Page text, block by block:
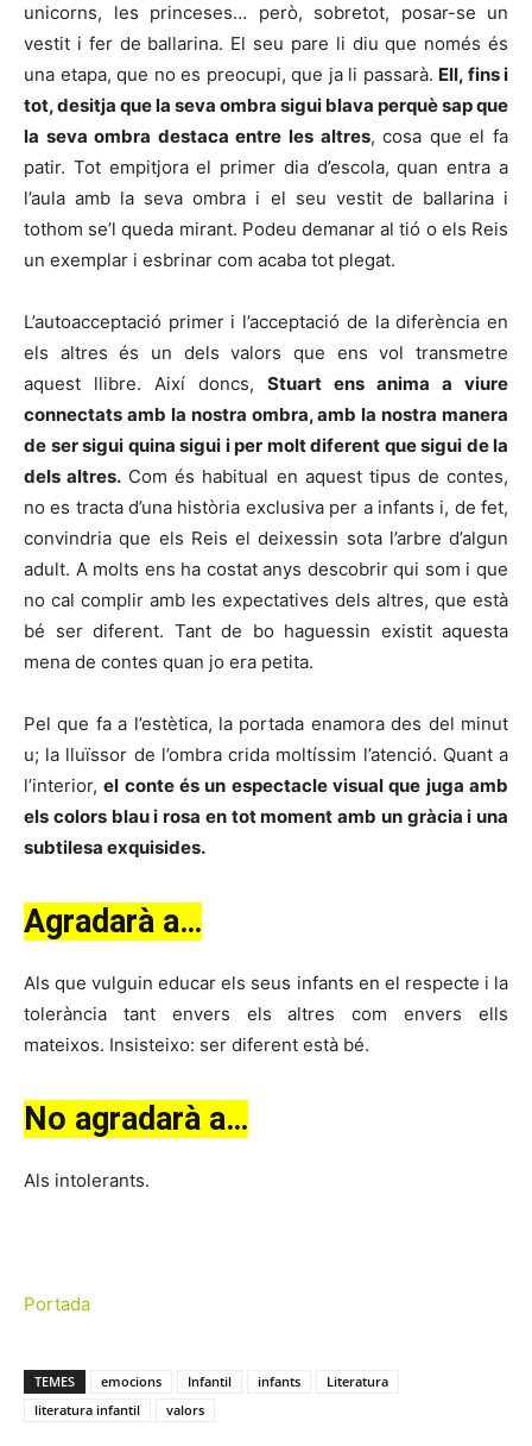
unicorns, les princeses… però, sobretot, posar-se un
vestit i fer de ballarina. El seu pare li diu que només és
una etapa, que no es preocupi, que ja li passarà. Ell, fins i
tot, desitja que la seva ombra sigui blava perquè sap que
la seva ombra destaca entre les altres, cosa que el fa
patir. Tot empitjora el primer dia d’escola, quan entra a
l’aula amb la seva ombra i el seu vestit de ballarina i
tothom se’l queda mirant. Podeu demanar al tió o els Reis
un exemplar i esbrinar com acaba tot plegat.
L’autoacceptació primer i l’acceptació de la diferència en
els altres és un dels valors que ens vol transmetre
aquest llibre. Així doncs, Stuart ens anima a viure
connectats amb la nostra ombra, amb la nostra manera
de ser sigui quina sigui i per molt diferent que sigui de la
dels altres. Com és habitual en aquest tipus de contes,
no es tracta d’una història exclusiva per a infants i, de fet,
convindria que els Reis el deixessin sota l’arbre d’algun
adult. A molts ens ha costat anys descobrir qui som i que
no cal complir amb les expectatives dels altres, que està
bé ser diferent. Tant de bo haguessin existit aquesta
mena de contes quan jo era petita.
Pel que fa a l’estètica, la portada enamora des del minut
u; la lluïssor de l’ombra crida moltíssim l’atenció. Quant a
l’interior,el conte és un espectacle visual que juga amb
els colors blau i rosa en tot moment amb un gràcia i una
subtilesa exquisides.
Agradarà a…
Als que vulguin educar els seus infants en el respecte i la
tolerància tant envers els altres com envers ells
mateixos. Insisteixo: ser diferent està bé.
No agradarà a…
Als intolerants.
Portada
TEMES emocions Infantil infants
Literatura
literatura infantil
valors